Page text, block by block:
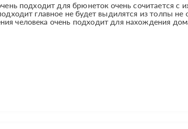
подходит для брюнеток очень сочитается с
главное не будет выдилятся из толпы не
человека очень подходит для нахождения